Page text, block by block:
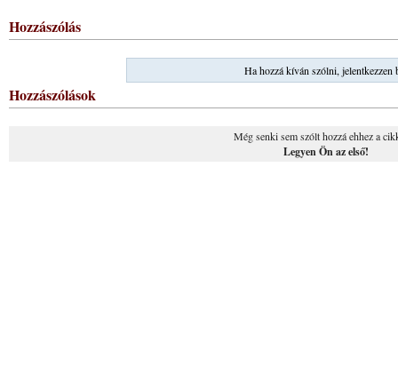
Hozzászólás
Ha hozzá kíván szólni, jelentkezzen
Hozzászólások
Még senki sem szólt hozzá ehhez a
Legyen Ön az első!